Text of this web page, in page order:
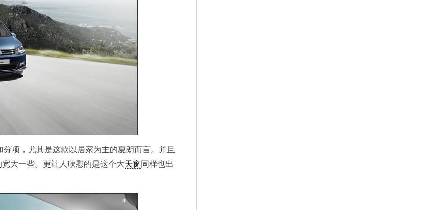
项，尤其是这款以居家为主的夏朗而言。并且
大一些。更让人欣慰的是这个大天窗同样也出